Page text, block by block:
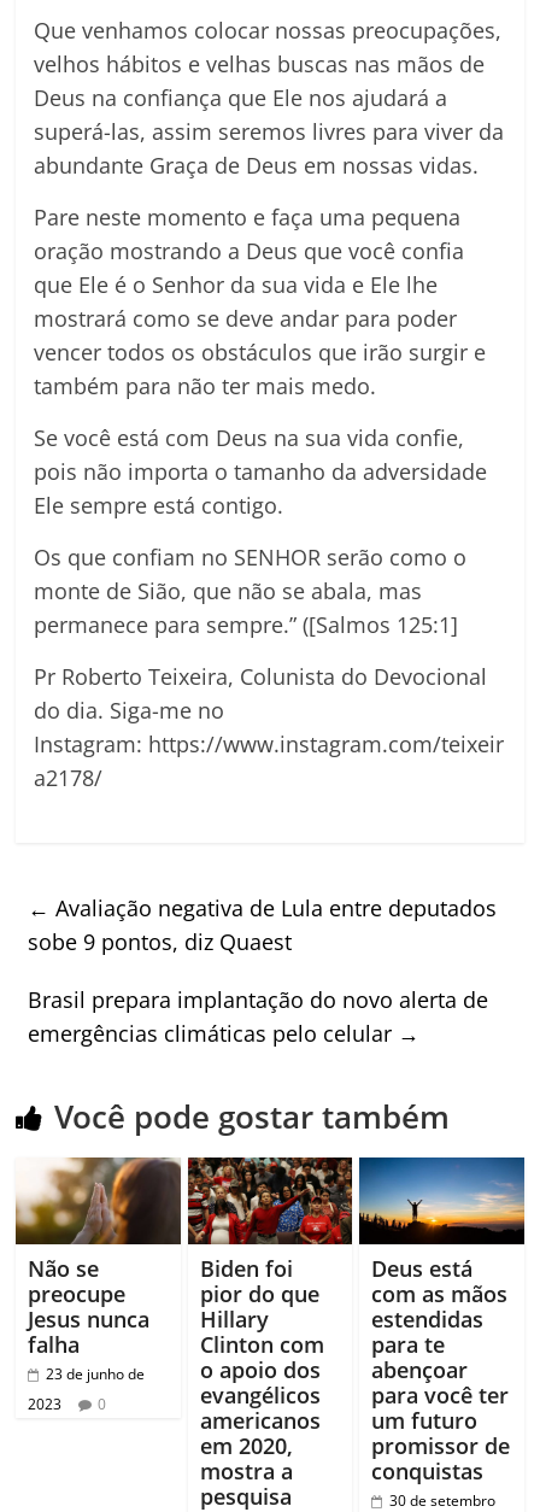
Que venhamos colocar nossas preocupações,
velhos hábitos e velhas buscas nas mãos de
Deus na confiança que Ele nos ajudará a
superá-las, assim seremos livres para viver da
abundante Graça de Deus em nossas vidas.
Pare neste momento e faça uma pequena
oração mostrando a Deus que você confia
que Ele é o Senhor da sua vida e Ele lhe
mostrará como se deve andar para poder
vencer todos os obstáculos que irão surgir e
também para não ter mais medo.
Se você está com Deus na sua vida confie,
pois não importa o tamanho da adversidade
Ele sempre está contigo.
Os que confiam no SENHOR serão como o
monte de Sião, que não se abala, mas
permanece para sempre.” ([Salmos 125:1]
Pr Roberto Teixeira, Colunista do Devocional
do dia. Siga-me no
Instagram: https://www.instagram.com/teixeir
a2178/
← Avaliação negativa de Lula entre deputados
sobe 9 pontos, diz Quaest
Brasil prepara implantação do novo alerta de
emergências climáticas pelo celular →
Você pode gostar também
Não se
preocupe
Jesus nunca
falha
23 de junho de
2023
0
Biden foi
pior do que
Hillary
Clinton com
o apoio dos
evangélicos
americanos
em 2020,
mostra a
pesquisa
Deus está
com as mãos
estendidas
para te
abençoar
para você ter
um futuro
promissor de
conquistas
30 de setembro